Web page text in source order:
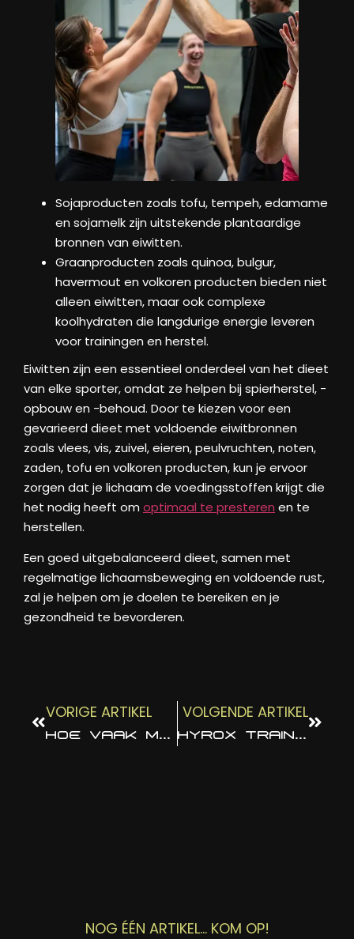
Sojaproducten zoals tofu, tempeh, edamame
en sojamelk zijn uitstekende plantaardige
bronnen van eiwitten.
Graanproducten zoals quinoa, bulgur,
havermout en volkoren producten bieden niet
alleen eiwitten, maar ook complexe
koolhydraten die langdurige energie leveren
voor trainingen en herstel.
Eiwitten zijn een essentieel onderdeel van het dieet
van elke sporter, omdat ze helpen bij spierherstel, -
opbouw en -behoud. Door te kiezen voor een
gevarieerd dieet met voldoende eiwitbronnen
zoals vlees, vis, zuivel, eieren, peulvruchten, noten,
zaden, tofu en volkoren producten, kun je ervoor
zorgen dat je lichaam de voedingsstoffen krijgt die
het nodig heeft om optimaal te presteren en te
herstellen.
Een goed uitgebalanceerd dieet, samen met
regelmatige lichaamsbeweging en voldoende rust,
zal je helpen om je doelen te bereiken en je
gezondheid te bevorderen.
VORIGE ARTIKEL
HOE VAAK MOET JE TRAINEN VOOR RESULTATEN?
VOLGENDE ARTIKEL
HYROX TRAINING TIPS
NOG ÉÉN ARTIKEL... KOM OP!